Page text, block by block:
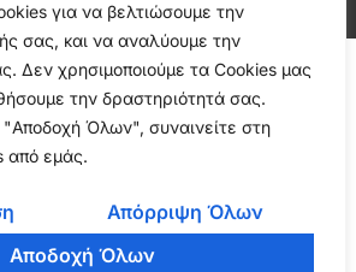
για να βελτιώσουμε την
σας, και να αναλύουμε την
Δεν χρησιμοποιούμε τα Cookies μας
την δραστηριότητά σας.
"Αποδοχή Όλων", συναινείτε στη
από εμάς.
Απόρριψη Όλων
Αποδοχή Όλων